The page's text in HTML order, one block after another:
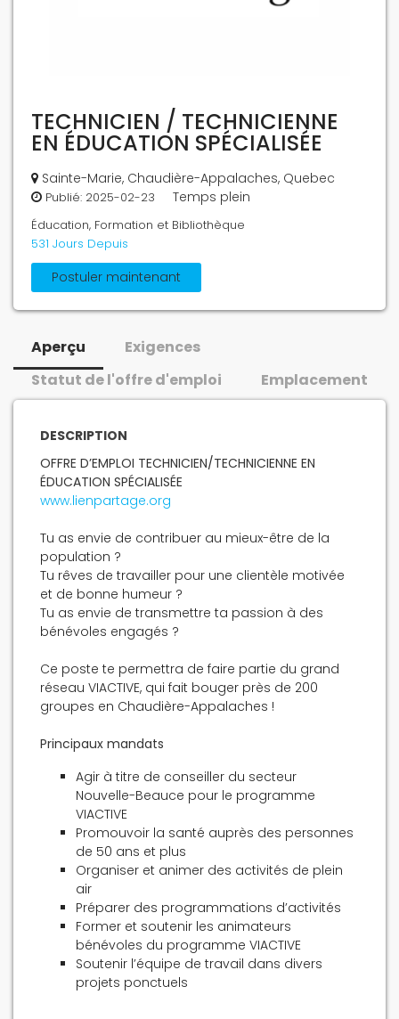
TECHNICIEN / TECHNICIENNE
EN ÉDUCATION SPÉCIALISÉE
Sainte-Marie, Chaudière-Appalaches, Quebec
Publié: 2025-02-23 Temps plein
Éducation, Formation et Bibliothèque
531 Jours Depuis
Postuler maintenant
Aperçu
Exigences
Statut de l'offre d'emploi
Emplacement
DESCRIPTION
OFFRE D’EMPLOI TECHNICIEN/TECHNICIENNE EN
ÉDUCATION SPÉCIALISÉE
www.lienpartage.org
Tu as envie de contribuer au mieux-être de la
population ?
Tu rêves de travailler pour une clientèle motivée
et de bonne humeur ?
Tu as envie de transmettre ta passion à des
bénévoles engagés ?
Ce poste te permettra de faire partie du grand
réseau VIACTIVE, qui fait bouger près de 200
groupes en Chaudière-Appalaches !
Principaux mandats
Agir à titre de conseiller du secteur
Nouvelle-Beauce pour le programme
VIACTIVE
Promouvoir la santé auprès des personnes
de 50 ans et plus
Organiser et animer des activités de plein
air
Préparer des programmations d’activités
Former et soutenir les animateurs
bénévoles du programme VIACTIVE
Soutenir l’équipe de travail dans divers
projets ponctuels